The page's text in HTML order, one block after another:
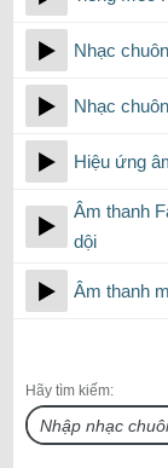
Nhạc
Nhạc
Hiệu ứng
Âm thanh
dội
Âm thanh
Hãy tìm kiếm: